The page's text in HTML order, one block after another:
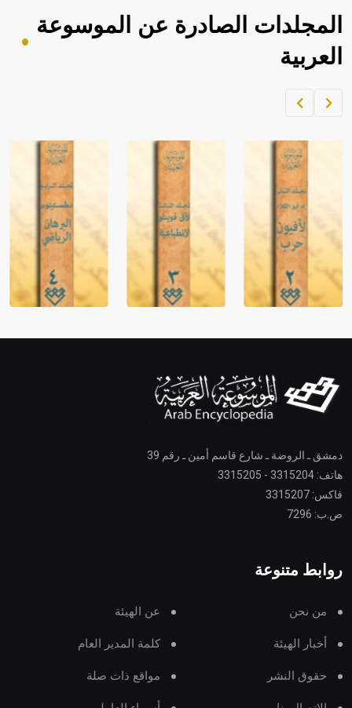
المجلدات الصادرة عن الموسوعة
العربية
دمشق ـ الروضة ـ شارع قاسم أمين ـ رقم 39
هاتف: 3315204 - 3315205
فاكس: 3315207
ص.ب: 7296
روابط متنوعة
من نحن عن الهيئة
أخبار الهيئة كلمة المدير العام
حقوق النشر مواقع ذات صلة